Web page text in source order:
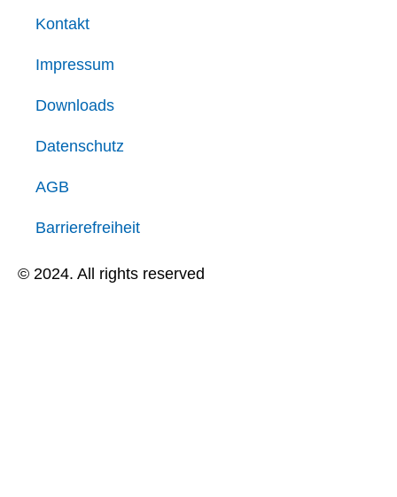
Kontakt
Impressum
Downloads
Datenschutz
AGB
Barrierefreiheit
© 2024. All rights reserved